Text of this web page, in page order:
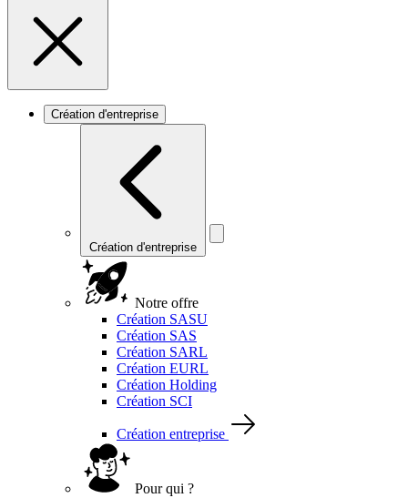
Création d'entreprise
Création d'entreprise
Notre offre
Création SASU
Création SAS
Création SARL
Création EURL
Création Holding
Création SCI
Création entreprise
Pour qui ?